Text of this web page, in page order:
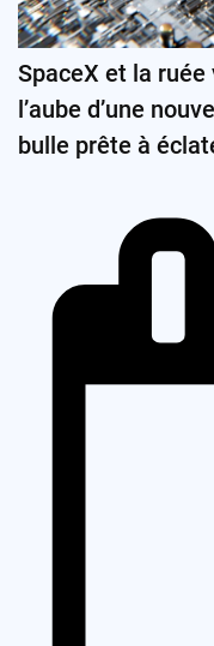
SpaceX et la ruée
l’aube d’une
bulle prête à